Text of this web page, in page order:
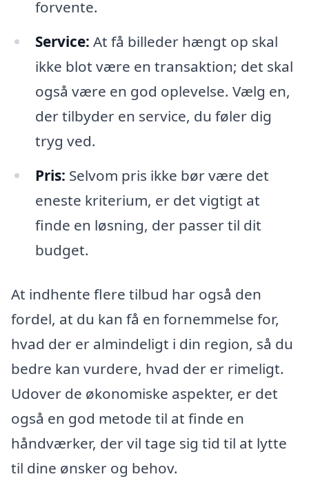
forvente.
Service: At få billeder hængt op skal
ikke blot være en transaktion; det skal
også være en god oplevelse. Vælg en,
der tilbyder en service, du føler dig
tryg ved.
Pris: Selvom pris ikke bør være det
eneste kriterium, er det vigtigt at
finde en løsning, der passer til dit
budget.
At indhente flere tilbud har også den
fordel, at du kan få en fornemmelse for,
hvad der er almindeligt i din region, så du
bedre kan vurdere, hvad der er rimeligt.
Udover de økonomiske aspekter, er det
også en god metode til at finde en
håndværker, der vil tage sig tid til at lytte
til dine ønsker og behov.